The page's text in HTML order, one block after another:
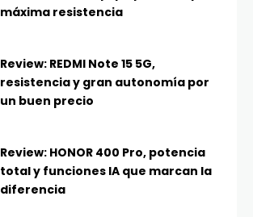
máxima resistencia
Review: REDMI Note 15 5G,
resistencia y gran autonomía por
un buen precio
Review: HONOR 400 Pro, potencia
total y funciones IA que marcan la
diferencia